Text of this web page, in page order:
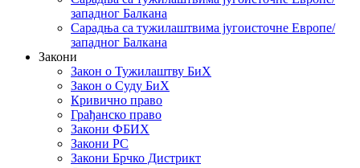
западног Балкана
Сарадња са тужилаштвима југоисточне Европе/
западног Балкана
Закони
Закон о Тужилаштву БиХ
Закон о Суду БиХ
Кривично право
Грађанско право
Закони ФБИХ
Закони РС
Закони Брчко Дистрикт